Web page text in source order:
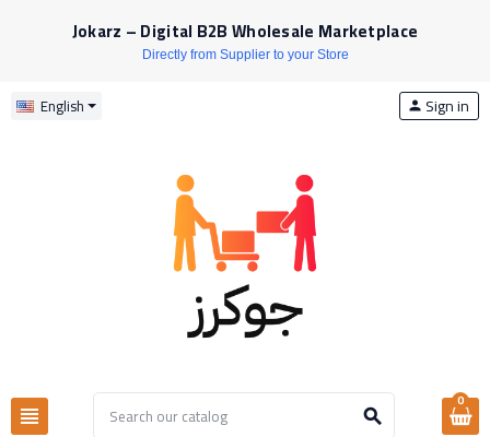
Jokarz – Digital B2B Wholesale Marketplace
Directly from Supplier to your Store
English
view_headline search
person Sign in
0